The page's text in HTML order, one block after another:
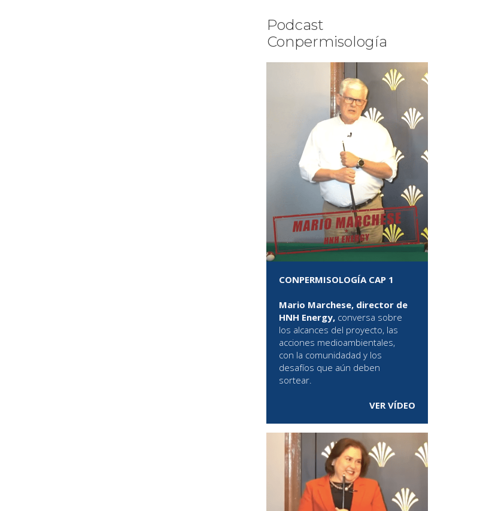
Podcast
Conpermisología
CONPERMISOLOGÍA CAP 1
Mario Marchese, director de
HNH Energy, conversa sobre
los alcances del proyecto, las
acciones medioambientales,
con la comunidadad y los
desafíos que aún deben
sortear.
VER VÍDEO